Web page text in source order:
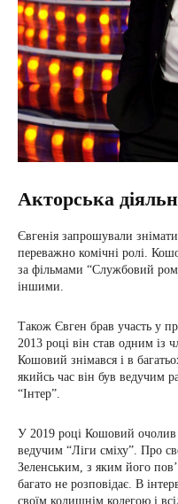
Акторська
Євгенія запрошували
переважно комічні ролі.
за фільмами “Службовий
іншими.
Також Євген брав участь у
2013 році він став одним із
Кошовий знімався і в
якийсь час він був ведучим
“Інтер”.
У 2019 році Кошовий очолив
ведучим “Ліги сміху”. Про
Зеленським, з яким його
багато не розповідає. В
своїм колишнім колегою і